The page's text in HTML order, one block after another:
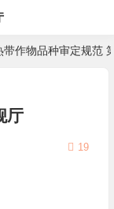
作物品种审定规范
厅
19